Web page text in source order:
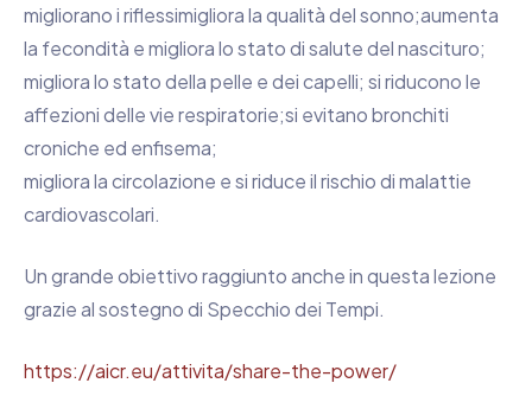
migliorano i riflessimigliora la qualità del sonno;aumenta
la fecondità e migliora lo stato di salute del nascituro;
migliora lo stato della pelle e dei capelli; si riducono le
affezioni delle vie respiratorie;si evitano bronchiti
croniche ed enfisema;
migliora la circolazione e si riduce il rischio di malattie
cardiovascolari.
Un grande obiettivo raggiunto anche in questa lezione
grazie al sostegno di Specchio dei Tempi.
https://aicr.eu/attivita/share-the-power/